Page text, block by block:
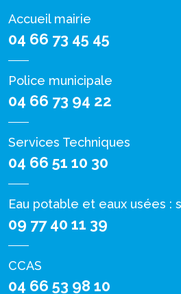
Accueil mairie
04 66 73 45 45
Police municipale
04 66 73 94 22
Services Techniques
04 66 51 10 30
Eau potable et eaux usées :
09 77 40 11 39
CCAS
04 66 53 98 10